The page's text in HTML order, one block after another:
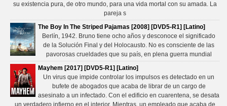
su existencia pura, de otro mundo, para una vida mortal con su amada. La
pareja s
The Boy In The Striped Pajamas [2008] [DVD5-R1] [Latino]
Berlín, 1942. Bruno tiene ocho años y desconoce el significado
de la Solución Final y del Holocausto. No es consciente de las
pavorosas crueldades que su país, en plena guerra mundial
Mayhem [2017] [DVD5-R1] [Latino]
Un virus que impide controlar los impulsos es detectado en un
bufete de abogados que acaba de librar de un cargo de
asesinato a un infectado. Con el edificio en cuarentena, se desata
un verdadero infierno en el interior. Mientras, un empleado que acaba de